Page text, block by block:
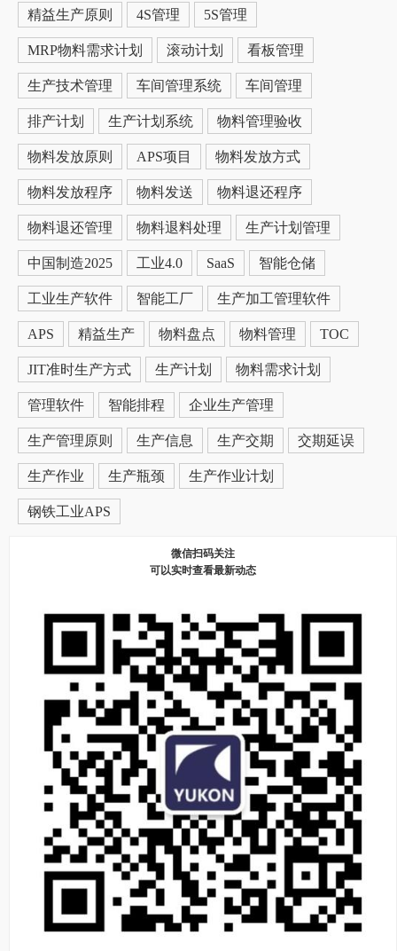
精益生产原则 4S管理 5S管理
MRP物料需求计划 滚动计划 看板管理
生产技术管理 车间管理系统 车间管理
排产计划 生产计划系统 物料管理验收
物料发放原则 APS项目 物料发放方式
物料发放程序 物料发送 物料退还程序
物料退还管理 物料退料处理 生产计划管理
中国制造2025 工业4.0 SaaS 智能仓储
工业生产软件 智能工厂 生产加工管理软件
APS 精益生产 物料盘点 物料管理 TOC
JIT准时生产方式 生产计划 物料需求计划
管理软件 智能排程 企业生产管理
生产管理原则 生产信息 生产交期 交期延误
生产作业 生产瓶颈 生产作业计划
钢铁工业APS
微信扫码关注
可以实时查看最新动态